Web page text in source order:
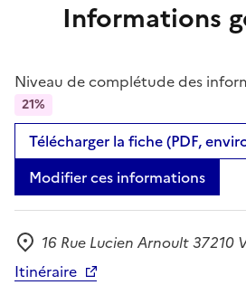
Informations
Niveau de complétude des
21%
Télécharger la fiche (PDF,
Modifier ces informations
Adresse
16 Rue Lucien Arnoult 37210
Itinéraire